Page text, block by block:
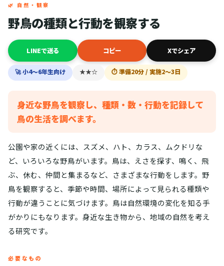
🌿 自然・観察
野鳥の種類と行動を観察する
LINEで送る コピー Xでシェア
🚀 小4〜6年生向け ★★☆ ⏱ 準備20分 / 実施2〜3日
身近な野鳥を観察し、種類・数・行動を記録して
鳥の生活を調べます。
公園や家の近くには、スズメ、ハト、カラス、ムクドリな
ど、いろいろな野鳥がいます。鳥は、えさを探す、鳴く、飛
ぶ、休む、仲間と集まるなど、さまざまな行動をします。野
鳥を観察すると、季節や時間、場所によって見られる種類や
行動が違うことに気づけます。鳥は自然環境の変化を知る手
がかりにもなります。身近な生き物から、地域の自然を考え
る研究です。
必要なもの